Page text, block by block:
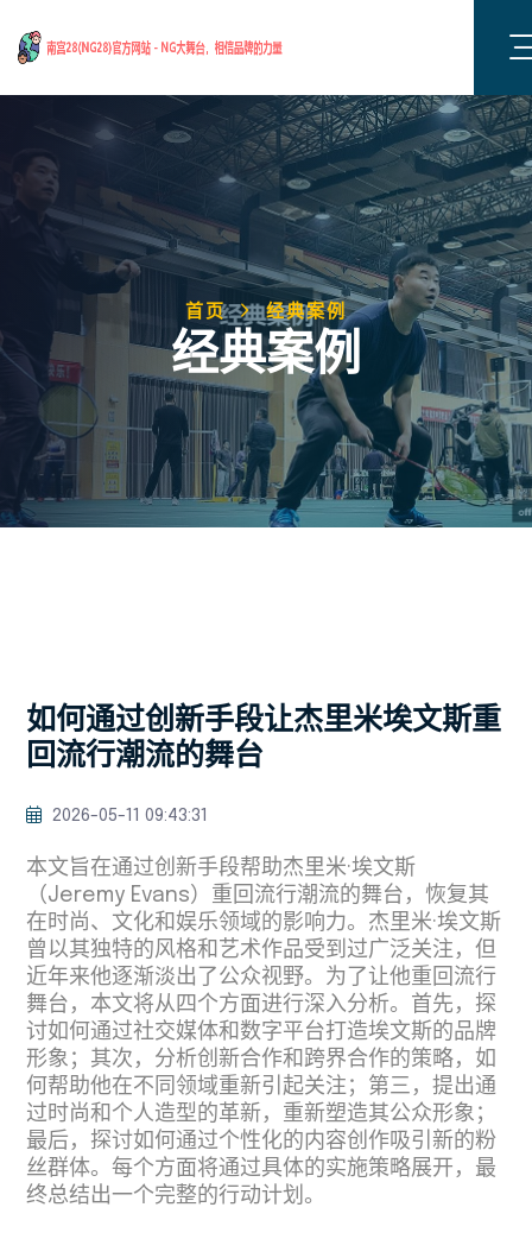
首页 经典案例
经典案例
如何通过创新手段让杰里米埃文斯重
回流行潮流的舞台
2026-05-11 09:43:31
本文旨在通过创新手段帮助杰里米·埃文斯
（Jeremy Evans）重回流行潮流的舞台，恢复其
在时尚、文化和娱乐领域的影响力。杰里米·埃文斯
曾以其独特的风格和艺术作品受到过广泛关注，但
近年来他逐渐淡出了公众视野。为了让他重回流行
舞台，本文将从四个方面进行深入分析。首先，探
讨如何通过社交媒体和数字平台打造埃文斯的品牌
形象；其次，分析创新合作和跨界合作的策略，如
何帮助他在不同领域重新引起关注；第三，提出通
过时尚和个人造型的革新，重新塑造其公众形象；
最后，探讨如何通过个性化的内容创作吸引新的粉
丝群体。每个方面将通过具体的实施策略展开，最
终总结出一个完整的行动计划。